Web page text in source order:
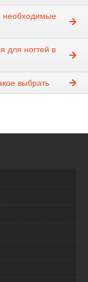
необходимые
для ногтей в
выбрать